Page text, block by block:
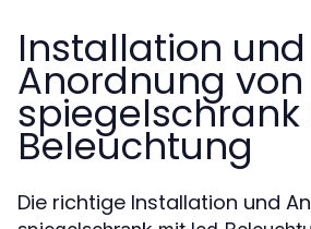
Installation und
Anordnung von
Beleuchtung
Die richtige Installation und